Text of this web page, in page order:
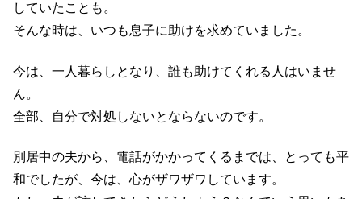
していたことも。
そんな時は、いつも息子に助けを求めていました。
今は、一人暮らしとなり、誰も助けてくれる人はいませ
ん。
全部、自分で対処しないとならないのです。
別居中の夫から、電話がかかってくるまでは、とっても平
和でしたが、今は、心がザワザワしています。